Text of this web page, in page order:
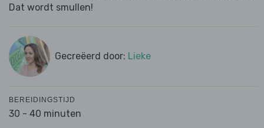
Dat wordt smullen!
Gecreëerd door: Lieke
BEREIDINGSTIJD
30 - 40 minuten